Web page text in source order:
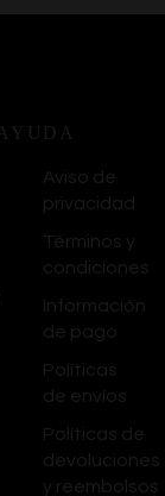
AYUDA
Aviso de
privacidad
Términos y
condiciones
Información
de pago
Políticas
de envíos
Políticas de
devoluciones
y reembolsos